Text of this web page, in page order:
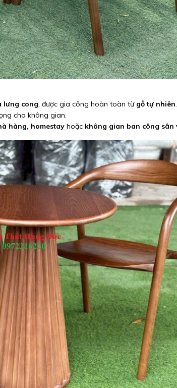
lưng cong, được gia công hoàn toàn từ gỗ tự nhiên
cho không gian.
hàng, homestayhoặc không gian ban công sân